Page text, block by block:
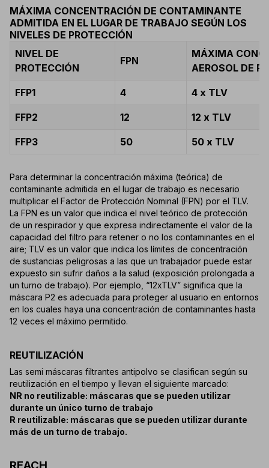
MÁXIMA CONCENTRACIÓN DE CONTAMINANTE
ADMITIDA EN EL LUGAR DE TRABAJO SEGÚN LOS
NIVELES DE PROTECCIÓN
NIVEL DE
PROTECCIÓN
FPN
MÁXIMA
AEROSOL DE
FFP1 4 4 x TLV
FFP2 12 12 x TLV
FFP3 50 50 x TLV
Para determinar la concentración máxima (teórica) de
contaminante admitida en el lugar de trabajo es necesario
multiplicar el Factor de Protección Nominal (FPN) por el TLV.
La FPN es un valor que indica el nivel teórico de protección
de un respirador y que expresa indirectamente el valor de la
capacidad del filtro para retener o no los contaminantes en el
aire; TLV es un valor que indica los límites de concentración
de sustancias peligrosas a las que un trabajador puede estar
expuesto sin sufrir daños a la salud (exposición prolongada a
un turno de trabajo). Por ejemplo, “12xTLV” significa que la
máscara P2 es adecuada para proteger al usuario en entornos
en los cuales haya una concentración de contaminantes hasta
12 veces el máximo permitido.
REUTILIZACIÓN
Las semi máscaras filtrantes antipolvo se clasifican según su
reutilización en el tiempo y llevan el siguiente marcado:
NR no reutilizable: máscaras que se pueden utilizar
durante un único turno de trabajo
R reutilizable: máscaras que se pueden utilizar durante
más de un turno de trabajo.